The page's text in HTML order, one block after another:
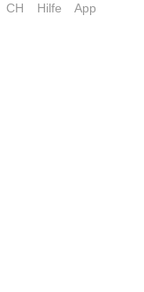
CH Hilfe App